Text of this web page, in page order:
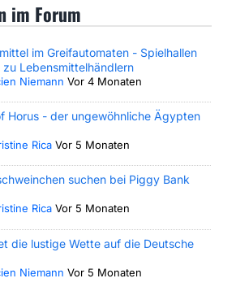
im Forum
im Greifautomaten - Spielhallen
zu Lebensmittelhändlern
Niemann Vor 4 Monaten
Horus - der ungewöhnliche Ägypten
Rica Vor 5 Monaten
suchen bei Piggy Bank
Rica Vor 5 Monaten
die lustige Wette auf die Deutsche
Niemann Vor 5 Monaten